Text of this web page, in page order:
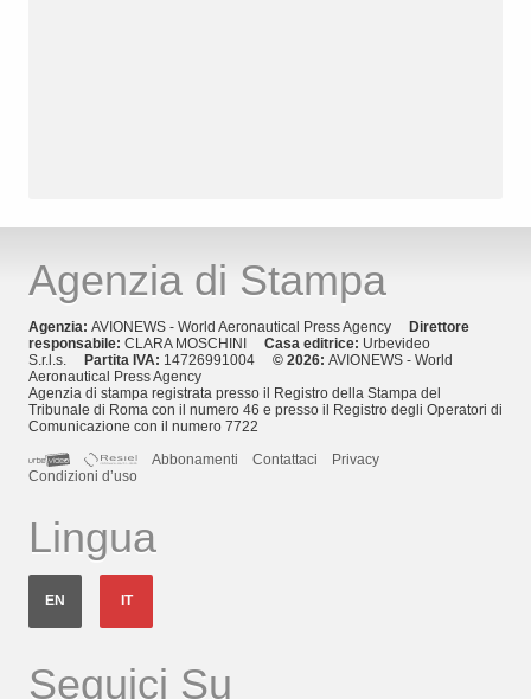
Agenzia di Stampa
Agenzia: AVIONEWS - World Aeronautical Press Agency Direttore
responsabile: CLARA MOSCHINI Casa editrice: Urbevideo
S.r.l.s. Partita IVA: 14726991004 © 2026: AVIONEWS - World
Aeronautical Press Agency
Agenzia di stampa registrata presso il Registro della Stampa del
Tribunale di Roma con il numero 46 e presso il Registro degli Operatori di
Comunicazione con il numero 7722
Abbonamenti
Contattaci
Privacy
Condizioni d’uso
Lingua
EN IT
Seguici Su